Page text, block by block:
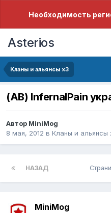
Необходимость
Asterios
Кланы и альянсы x3
(АВ) InfernalPain
Автор MiniMog
8 мая, 2012 в Кланы и альянсы
НАЗАД
MiniMog